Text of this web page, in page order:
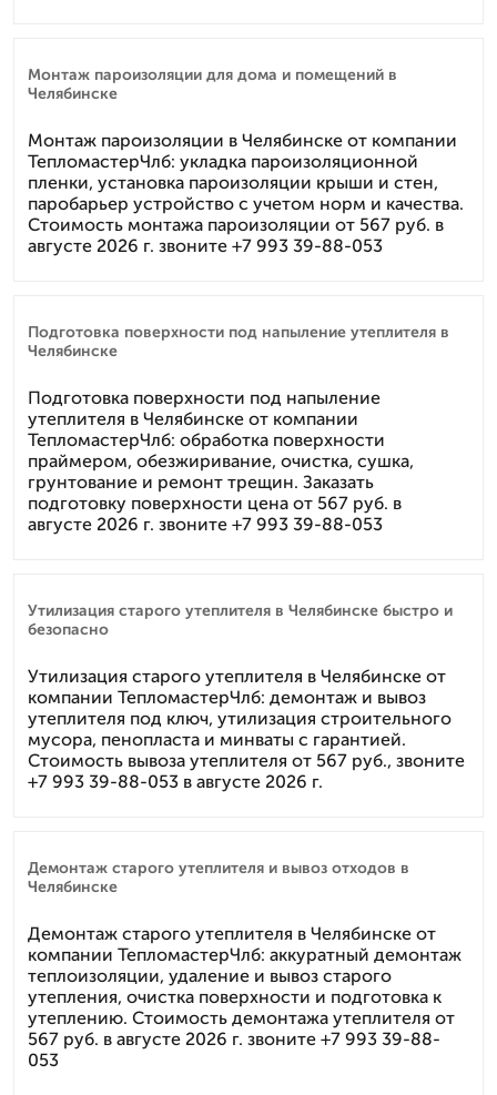
Монтаж пароизоляции для дома и помещений в
Челябинске
Монтаж пароизоляции в Челябинске от компании
ТепломастерЧлб: укладка пароизоляционной
пленки, установка пароизоляции крыши и стен,
паробарьер устройство с учетом норм и качества.
Стоимость монтажа пароизоляции от 567 руб. в
августе 2026 г. звоните +7 993 39-88-053
Подготовка поверхности под напыление утеплителя в
Челябинске
Подготовка поверхности под напыление
утеплителя в Челябинске от компании
ТепломастерЧлб: обработка поверхности
праймером, обезжиривание, очистка, сушка,
грунтование и ремонт трещин. Заказать
подготовку поверхности цена от 567 руб. в
августе 2026 г. звоните +7 993 39-88-053
Утилизация старого утеплителя в Челябинске быстро и
безопасно
Утилизация старого утеплителя в Челябинске от
компании ТепломастерЧлб: демонтаж и вывоз
утеплителя под ключ, утилизация строительного
мусора, пенопласта и минваты с гарантией.
Стоимость вывоза утеплителя от 567 руб., звоните
+7 993 39-88-053 в августе 2026 г.
Демонтаж старого утеплителя и вывоз отходов в
Челябинске
Демонтаж старого утеплителя в Челябинске от
компании ТепломастерЧлб: аккуратный демонтаж
теплоизоляции, удаление и вывоз старого
утепления, очистка поверхности и подготовка к
утеплению. Стоимость демонтажа утеплителя от
567 руб. в августе 2026 г. звоните +7 993 39-88-
053